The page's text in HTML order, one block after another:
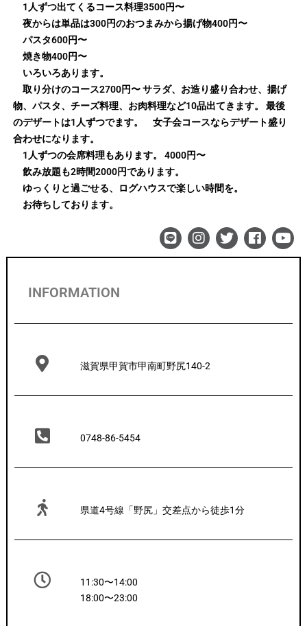
1人ずつ出てくるコース料理3500円〜
夜からは単品は300円のおつまみから揚げ物400円〜
パスタ600円〜
焼き物400円〜
いろいろあります。
取り分けのコース2700円〜 サラダ、お造り盛り合わせ、揚げ
物、パスタ、チーズ料理、お肉料理など10品出てきます。 最後
のデザートは1人ずつでます。 女子会コースならデザート盛り
合わせになります。
1人ずつの会席料理もあります。 4000円〜
飲み放題も2時間2000円であります。
ゆっくりと過ごせる、ログハウスで楽しい時間を。
お待ちしております。
INFORMATION
滋賀県甲賀市甲南町野尻140-2
0748-86-5454
県道4号線「野尻」交差点から徒歩1分
11:30〜14:00
18:00〜23:00